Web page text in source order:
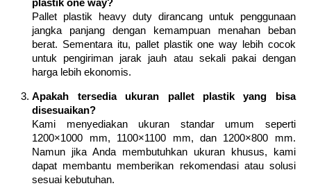
Pallet plastik heavy duty dirancang untuk penggunaan
jangka panjang dengan kemampuan menahan beban
berat. Sementara itu, pallet plastik one way lebih cocok
untuk pengiriman jarak jauh atau sekali pakai dengan
harga lebih ekonomis.
Apakah tersedia ukuran pallet plastik yang bisa
disesuaikan?
Kami menyediakan ukuran standar umum seperti
1200×1000 mm, 1100×1100 mm, dan 1200×800 mm.
Namun jika Anda membutuhkan ukuran khusus, kami
dapat membantu memberikan rekomendasi atau solusi
sesuai kebutuhan.